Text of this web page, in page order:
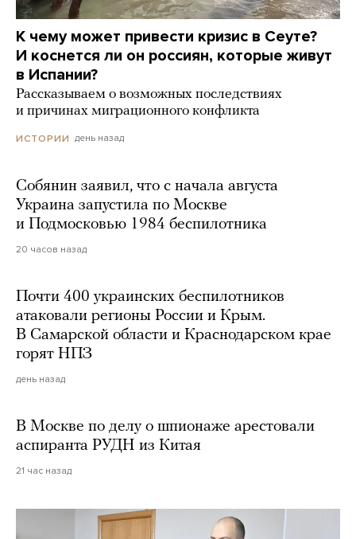
К чему может привести кризис в Сеуте?
И коснется ли он россиян, которые живут
в Испании?
Рассказываем о возможных последствиях
и причинах миграционного конфликта
ИСТОРИИ день назад
Собянин заявил, что с начала августа
Украина запустила по Москве
и Подмосковью 1984 беспилотника
20 часов назад
Почти 400 украинских беспилотников
атаковали регионы России и Крым.
В Самарской области и Краснодарском крае
горят НПЗ
день назад
В Москве по делу о шпионаже арестовали
аспиранта РУДН из Китая
21 час назад